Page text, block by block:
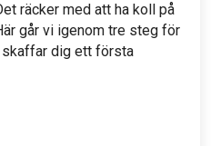
räcker med att ha koll på
går vi igenom tre steg för
skaffar dig ett första